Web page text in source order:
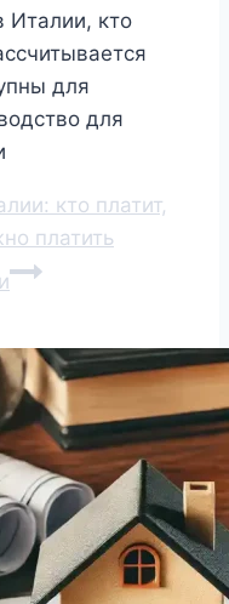
Италии, кто
для
для
кто платит,
платить